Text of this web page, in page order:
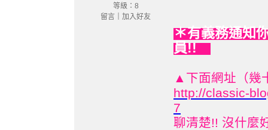
等級：8
留言
加入好友
＊有義務通知
員!!
▲下面網址（幾
http://classic-
7
聊清楚!! 沒什麼